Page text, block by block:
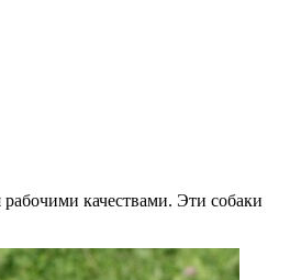
качествами. Эти собаки